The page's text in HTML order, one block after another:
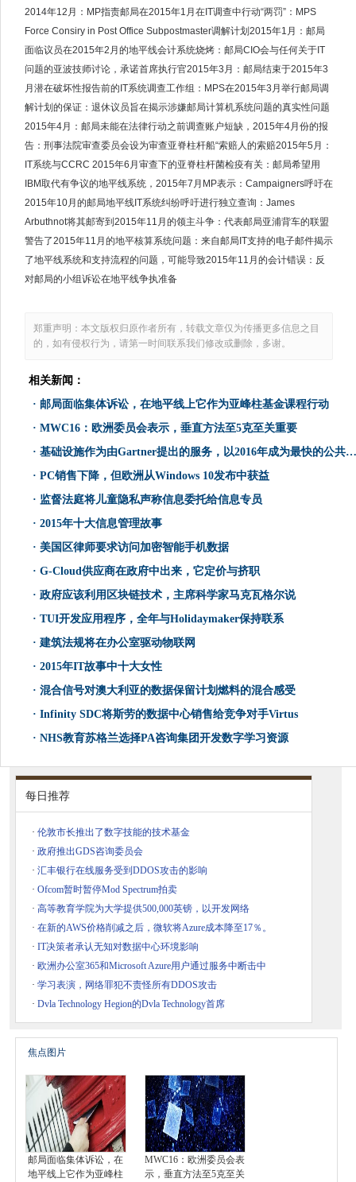
2014年12月：MP指责邮局在2015年1月在IT调查中行动“两罚”：MPS
Force Consiry in Post Office Subpostmaster调解计划2015年1月：邮局
面临议员在2015年2月的地平线会计系统烧烤：邮局CIO会与任何关于IT
问题的亚波技师讨论，承诺首席执行官2015年3月：邮局结束于2015年3
月潜在破坏性报告前的IT系统调查工作组：MPS在2015年3月举行邮局调
解计划的保证：退休议员旨在揭示涉嫌邮局计算机系统问题的真实性问题
2015年4月：邮局未能在法律行动之前调查账户短缺，2015年4月份的报
告：刑事法院审查委员会设为审查亚脊柱杆船“索赔人的索赔2015年5月：
IT系统与CCRC 2015年6月审查下的亚脊柱杆菌检疫有关：邮局希望用
IBM取代有争议的地平线系统，2015年7月MP表示：Campaigners呼吁在
2015年10月的邮局地平线IT系统纠纷呼吁进行独立查询：James
Arbuthnot将其邮寄到2015年11月的领主斗争：代表邮局亚浦背车的联盟
警告了2015年11月的地平核算系统问题：来自邮局IT支持的电子邮件揭示
了地平线系统和支持流程的问题，可能导致2015年11月的会计错误：反
对邮局的小组诉讼在地平线争执准备
郑重声明：本文版权归原作者所有，转载文章仅为传播更多信息之目
的，如有侵权行为，请第一时间联系我们修改或删除，多谢。
相关新闻：
· 邮局面临集体诉讼，在地平线上它作为亚峰柱基金课程行动
· MWC16：欧洲委员会表示，垂直方法至5克至关重要
· 基础设施作为由Gartner提出的服务，以2016年成为最快的公共​​云的成长部分
· PC销售下降，但欧洲从Windows 10发布中获益
· 监督法庭将儿童隐私声称信息委托给信息专员
· 2015年十大信息管理故事
· 美国区律师要求访问加密智能手机数据
· G-Cloud供应商在政府中出来，它定价与挤职
· 政府应该利用区块链技术，主席科学家马克瓦格尔说
· TUI开发应用程序，全年与Holidaymaker保持联系
· 建筑法规将在办公室驱动物联网
· 2015年IT故事中十大女性
· 混合信号对澳大利亚的数据保留计划燃料的混合感受
· Infinity SDC将斯劳的数据中心销售给竞争对手Virtus
· NHS教育苏格兰选择PA咨询集团开发数字学习资源
每日推荐
· 伦敦市长推出了数字技能的技术基金
· 政府推出GDS咨询委员会
· 汇丰银行在线服务受到DDOS攻击的影响
· Ofcom暂时暂停Mod Spectrum拍卖
· 高等教育学院为大学提供500,000英镑，以开发网络
· 在新的AWS价格削减之后，微软将Azure成本降至17％。
· IT决策者承认无知对数据中心环境影响
· 欧洲办公室365和Microsoft Azure用户通过服务中断击中
· 学习表演，网络罪犯不责怪所有DDOS攻击
· Dvla Technology Hegion的Dvla Technology首席
焦点图片
邮局面临集体诉讼，在
地平线上它作为亚峰柱
MWC16：欧洲委员会表
示，垂直方法至5克至关